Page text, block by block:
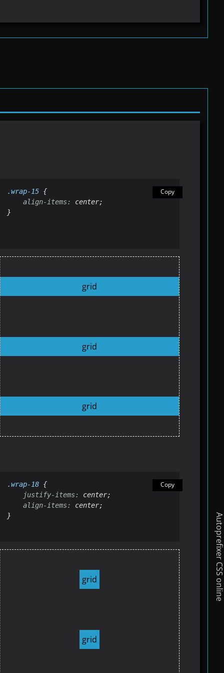
Copy
.wrap-15 {
align- items:
center;
}
grid
grid
grid
Copy
.wrap-18 {
justify-items:
center;
align-items:
center;
}
grid
grid